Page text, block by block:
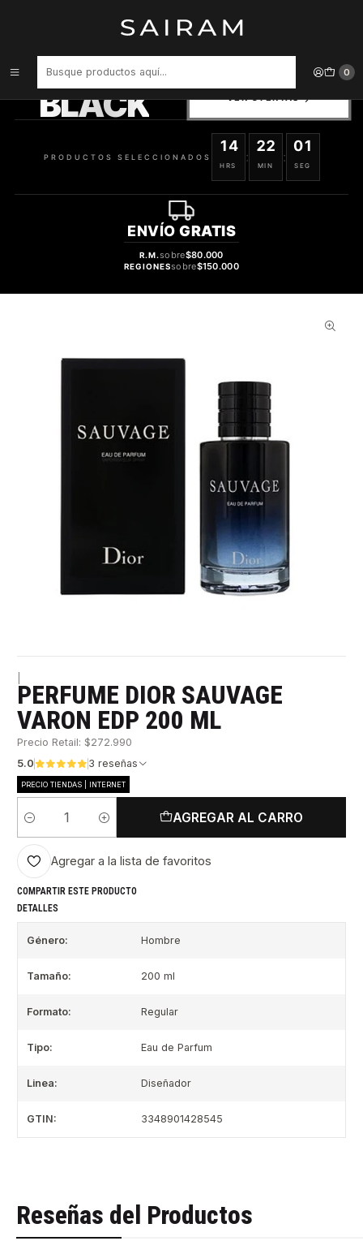
0
PERFUME DIOR SAUVAGE VARON EDP 200 ML
BLACK
SELECCIONADOS
PRODUCTOS SELECCIONADOS
14
HRS
:
22
MIN
:
00
SEG
ENVÍO GRATIS
R.M.sobre$80.000
REGIONESsobre$150.000
PERFUME DIOR SAUVAGE
VARON EDP 200 ML
Precio Retail: $272.990
5.0
3 reseñas
PRECIO TIENDAS | INTERNET
Cantidad
AGREGAR AL CARRO
Agregar a la lista de favoritos
COMPARTIR ESTE PRODUCTO
DETALLES
Género: Hombre
Tamaño: 200 ml
Formato: Regular
Tipo: Eau de Parfum
Linea: Diseñador
GTIN: 3348901428545
Reseñas del Productos